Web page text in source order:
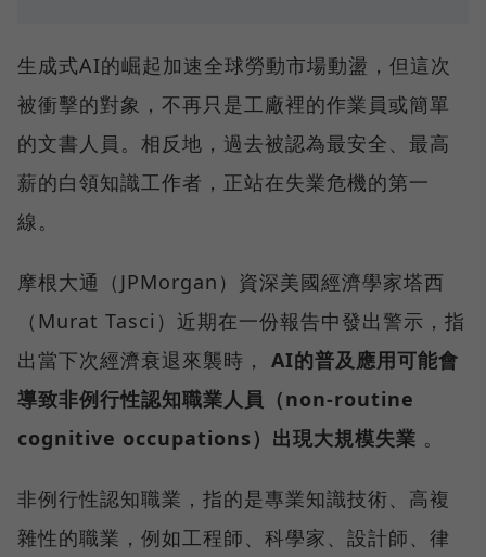
生成式AI的崛起加速全球勞動市場動盪，但這次
被衝擊的對象，不再只是工廠裡的作業員或簡單
的文書人員。相反地，過去被認為最安全、最高
薪的白領知識工作者，正站在失業危機的第一
線。
摩根大通（JPMorgan）資深美國經濟學家塔西
（Murat Tasci）近期在一份報告中發出警示，指
出當下次經濟衰退來襲時， AI的普及應用可能會
導致非例行性認知職業人員（non-routine
cognitive occupations）出現大規模失業 。
非例行性認知職業，指的是專業知識技術、高複
雜性的職業，例如工程師、科學家、設計師、律